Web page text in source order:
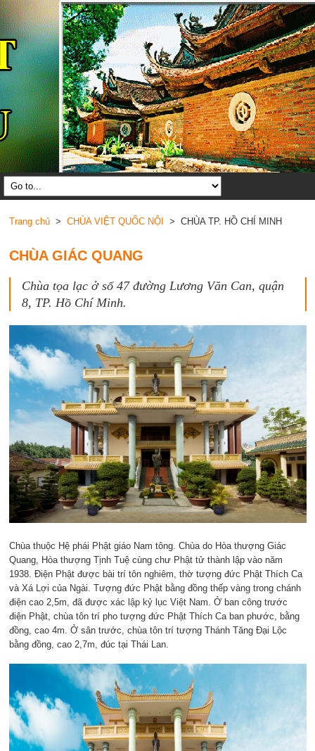
Trang chủ> CHÙA VIỆT QUỐC NỘI > CHÙA TP. HỒ CHÍ MINH
CHÙA GIÁC QUANG
Chùa tọa lạc ở số 47 đường Lương Văn Can, quận
8, TP. Hồ Chí Minh.
Chùa thuộc Hệ phái Phật giáo Nam tông. Chùa do Hòa thượng Giác
Quang, Hòa thượng Tịnh Tuệ cùng chư Phật tử thành lập vào năm
1938. Điện Phật được bài trí tôn nghiêm, thờ tượng đức Phật Thích Ca
và Xá Lợi của Ngài. Tượng đức Phật bằng đồng thếp vàng trong chánh
điện cao 2,5m, đã được xác lập kỷ lục Việt Nam. Ở ban công trước
điện Phật, chùa tôn trí pho tượng đức Phật Thích Ca ban phước, bằng
đồng, cao 4m. Ở sân trước, chùa tôn trí tượng Thánh Tăng Đại Lộc
bằng đồng, cao 2,7m, đúc tại Thái Lan.